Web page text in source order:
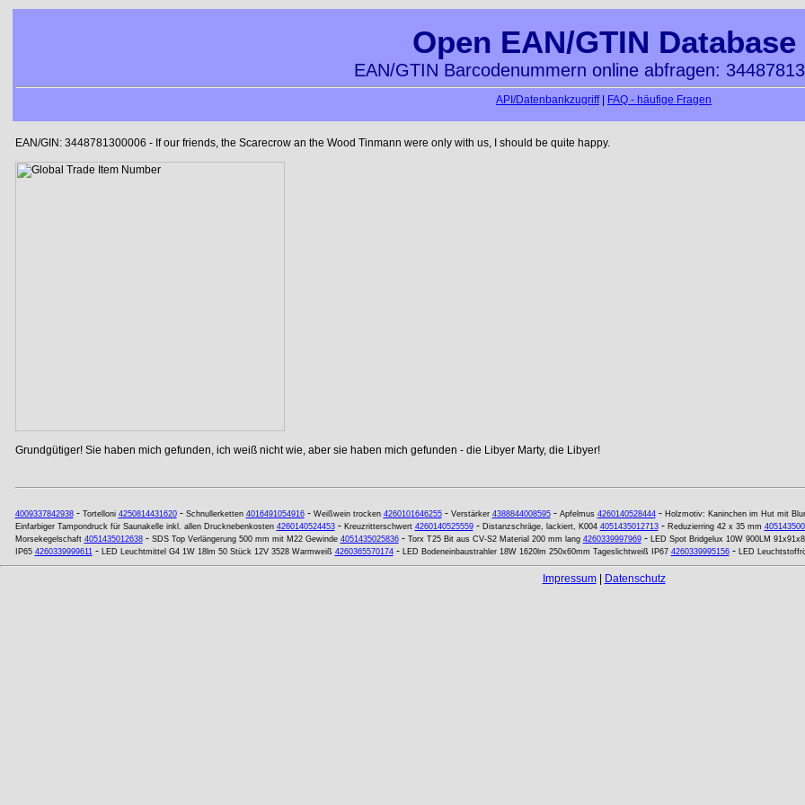
Open EAN/GTIN Database
EAN/GTIN Barcodenummern online abfragen:
API/Datenbankzugriff| FAQ - häufige Fragen
EAN/GIN: 3448781300006 - If our friends, the Scarecrow an the Wood Tinmann were only with us, I should be quite happy.
Grundgütiger! Sie haben mich gefunden, ich weiß nicht wie, aber sie haben mich gefunden - die Libyer Marty, die Libyer!
4009337842938- Tortelloni 4250814431620- Schnullerketten 4016491054916- Weißwein trocken 4260101646255- Verstärker 4388844008595- Apfelmus 4260140528444- Holzmotiv: Kaninchen im Hut mit
Einfarbiger Tampondruck für Saunakelle inkl. allen Drucknebenkosten 4260140524453- Kreuzritterschwert 4260140525559- Distanzschräge, lackiert, K004 4051435012713- Reduzierring 42 x 35 mm
Morsekegelschaft 4051435012638- SDS Top Verlängerung 500 mm mit M22 Gewinde 4051435025836- Torx T25 Bit aus CV-S2 Material 200 mm lang 4260339997969- LED Spot Bridgelux 10W 900LM
IP65 4260339999611- LED Leuchtmittel G4 1W 18lm 50 Stück 12V 3528 Warmweiß 4260365570174- LED Bodeneinbaustrahler 18W 1620lm 250x60mm Tageslichtweiß IP67 4260339995156- LED
Impressum| Datenschutz